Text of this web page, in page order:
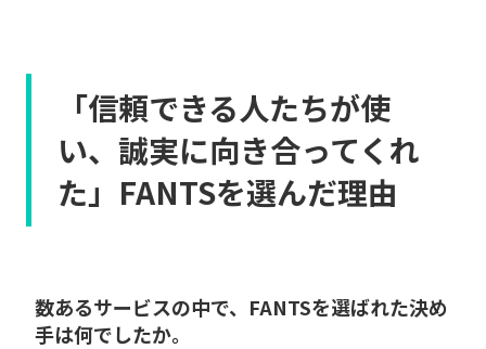
「信頼できる人たちが使
い、誠実に向き合ってくれ
た」FANTSを選んだ理由
数あるサービスの中で、FANTSを選ばれた決め
手は何でしたか。